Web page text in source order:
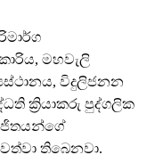
මහවැලි
විදුලිජනන
ක්‍රියාකරු පුද්ගලික
තිබෙනවා.